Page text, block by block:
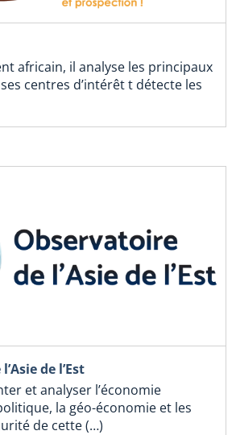
africain, il analyse les principaux
centres d’intérêt t détecte les
de l’Est
et analyser l’économie
la géo-économie et les
de cette (…)